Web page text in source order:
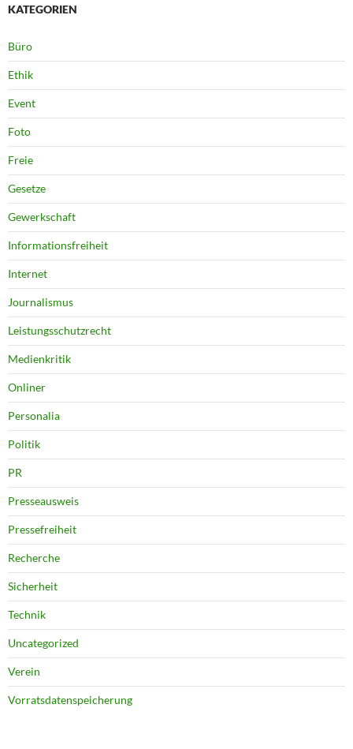
KATEGORIEN
Büro
Ethik
Event
Foto
Freie
Gesetze
Gewerkschaft
Informationsfreiheit
Internet
Journalismus
Leistungsschutzrecht
Medienkritik
Onliner
Personalia
Politik
PR
Presseausweis
Pressefreiheit
Recherche
Sicherheit
Technik
Uncategorized
Verein
Vorratsdatenspeicherung